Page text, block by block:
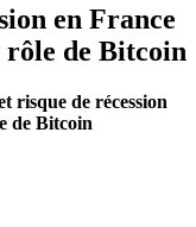
en France
de Bitcoin
risque de récession
de Bitcoin